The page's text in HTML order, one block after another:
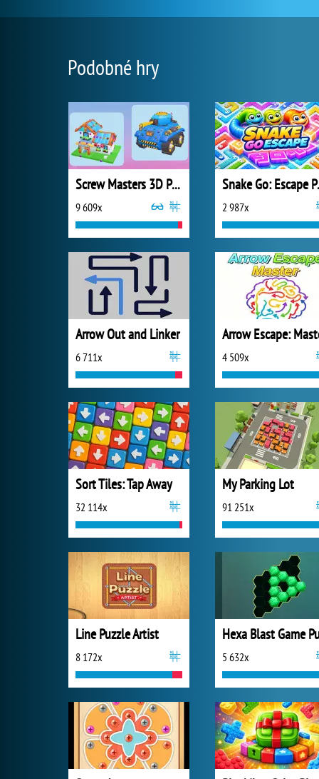
Podobné hry
Screw Masters 3D Puzzle
9 609x 2 987x
Arrow Out and Linker
6 711x
Arrow Escape:
4 509x
Sort Tiles: Tap Away
32 114x
My Parking Lot
91 251x
Line Puzzle Artist
8 172x 5 632x